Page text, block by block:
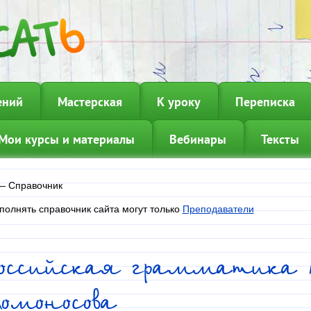
Мастерская К уроку Переписка
курсы и материалы Вебинары Тексты
Справочник
справочник сайта могут толькоПреподаватели
грамматика